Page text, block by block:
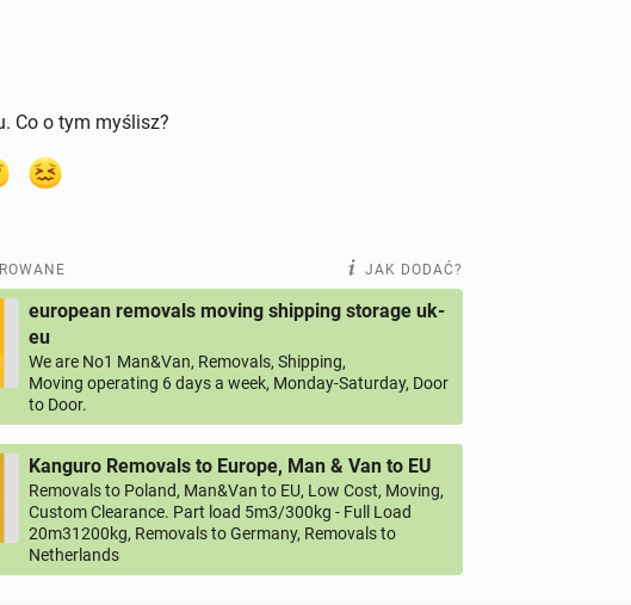
Co o tym myślisz?
JAK DODAĆ?
european removals moving shipping storage uk-
eu
We are No1 Man&Van, Removals, Shipping,
Moving operating 6 days a week, Monday-Saturday, Door
to Door.
Kanguro Removals to Europe, Man & Van to EU
Removals to Poland, Man&Van to EU, Low Cost, Moving,
Custom Clearance. Part load 5m3/300kg - Full Load
20m31200kg, Removals to Germany, Removals to
Netherlands